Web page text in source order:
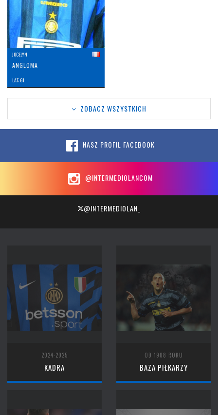
JOCELYN
ANGLOMA
LAT: 61
ZOBACZ WSZYSTKICH
NASZ PROFIL FACEBOOK
@INTERMEDIOLANCOM
@INTERMEDIOLAN_
2024-2025
KADRA
OD 1908 ROKU
BAZA PIŁKARZY